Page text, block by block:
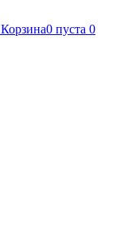
Корзина0 пуста 0